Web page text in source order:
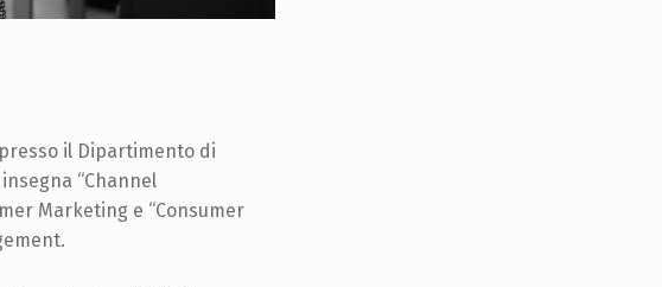
il Dipartimento di
“Channel
Marketing e “Consumer